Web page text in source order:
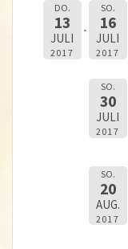
DO.
13
JULI
2017
SO.
16
JULI
2017
SO.
30
JULI
2017
SO.
20
AUG.
2017